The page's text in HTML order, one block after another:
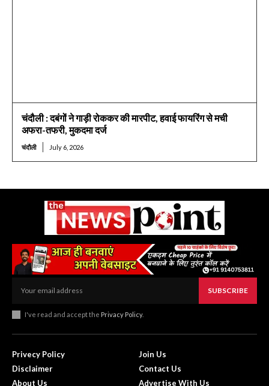
चंदौली : दबंगों ने गाड़ी रोककर की मारपीट, हवाई फायरिंग से मची
अफरा-तफरी, मुकदमा दर्ज
चंदौली July 6, 2026
SUBSCRIBE
I've read and accept the Privacy Policy.
Privecy Policy
Disclaimer
About Us
Join Us
Contact Us
Advertise With Us